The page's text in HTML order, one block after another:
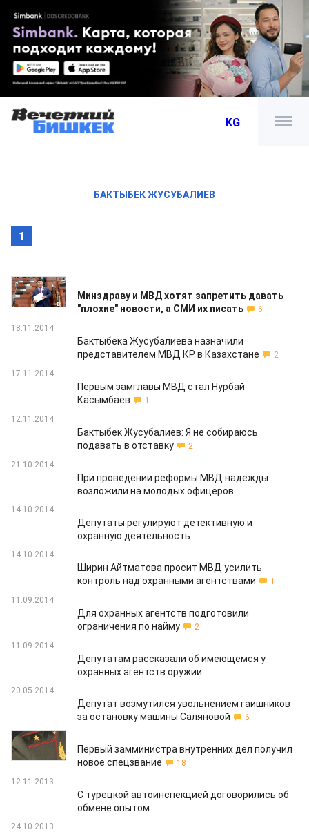
KG
БАКТЫБЕК ЖУСУБАЛИЕВ
1
21.02.2019
Минздраву и МВД хотят запретить давать
"плохие" новости, а СМИ их писать
6
18.11.2014
Бактыбека Жусубалиева назначили
представителем МВД КР в Казахстане
2
17.11.2014
Первым замглавы МВД стал Нурбай
Касымбаев
1
12.11.2014
Бактыбек Жусубалиев: Я не собираюсь
подавать в отставку
2
21.10.2014
При проведении реформы МВД надежды
возложили на молодых офицеров
14.10.2014
Депутаты регулируют детективную и
охранную деятельность
14.10.2014
Ширин Айтматова просит МВД усилить
контроль над охранными агентствами
1
11.09.2014
Для охранных агентств подготовили
ограничения по найму
2
11.09.2014
Депутатам рассказали об имеющемся у
охранных агентств оружии
20.05.2014
Депутат возмутился увольнением гаишников
за остановку машины Саляновой
6
22.02.2014
Первый замминистра внутренних дел получил
новое спецзвание
18
12.11.2013
С турецкой автоинспекцией договорились об
обмене опытом
24.10.2013